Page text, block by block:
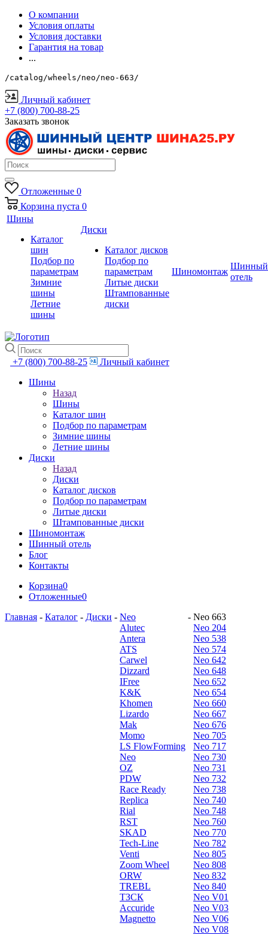
О компании
Условия оплаты
Условия доставки
Гарантия на товар
...
/catalog/wheels/neo/neo-663/
Личный кабинет
+7 (800) 700-88-25
Заказать звонок
Отложенные 0
Корзина пуста 0
Шины
Каталог
шин
Подбор по
параметрам
Зимние
шины
Летние
шины
Диски
Каталог дисков
Подбор по
параметрам
Литые диски
Штампованные
диски
Шиномонтаж
Шинный
отель
+7 (800) 700-88-25
Личный кабинет
Шины
Назад
Шины
Каталог шин
Подбор по параметрам
Зимние шины
Летние шины
Диски
Назад
Диски
Каталог дисков
Подбор по параметрам
Литые диски
Штампованные диски
Шиномонтаж
Шинный отель
Блог
Контакты
Корзина0
Отложенные0
Главная - Каталог - Диски - Neo
Alutec
Antera
ATS
Carwel
Dizzard
IFree
K&K
Khomen
Lizardo
Mak
Momo
LS FlowForming
Neo
OZ
PDW
Race Ready
Replica
Rial
RST
SKAD
Tech-Line
Venti
Zoom Wheel
ORW
TREBL
ТЗСК
Accuride
Magnetto
- Neo 663
Neo 204
Neo 538
Neo 574
Neo 642
Neo 648
Neo 652
Neo 654
Neo 660
Neo 667
Neo 676
Neo 705
Neo 717
Neo 730
Neo 731
Neo 732
Neo 738
Neo 740
Neo 748
Neo 760
Neo 770
Neo 782
Neo 805
Neo 808
Neo 832
Neo 840
Neo V01
Neo V03
Neo V06
Neo V08